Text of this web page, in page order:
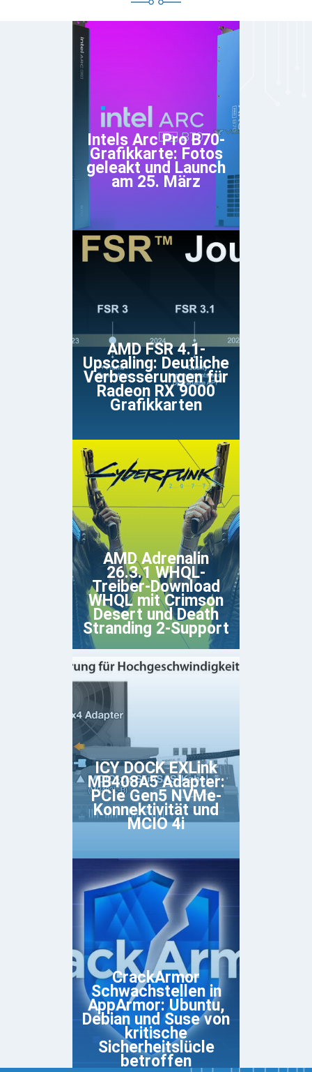
Intels Arc Pro B70-
Grafikkarte: Fotos
geleakt und Launch
am 25. März
AMD FSR 4.1-
Upscaling: Deutliche
Verbesserungen für
Radeon RX 9000
Grafikkarten
AMD Adrenalin
26.3.1 WHQL-
Treiber-Download
WHQL mit Crimson
Desert und Death
Stranding 2-Support
ICY DOCK EXLink
MB408A5 Adapter:
PCIe Gen5 NVMe-
Konnektivität und
MCIO 4i
CrackArmor
Schwachstellen in
AppArmor: Ubuntu,
Debian und Suse von
kritische
Sicherheitslücle
betroffen